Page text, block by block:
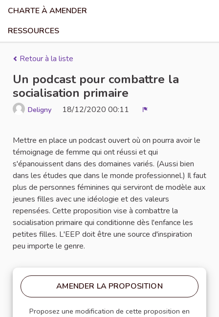
CHARTE À AMENDER
RESSOURCES
Retour à la liste
Un podcast pour combattre la
socialisation primaire
Deligny 18/12/2020 00:11
Mettre en place un podcast ouvert où on pourra avoir le
témoignage de femme qui ont réussi et qui
s'épanouissent dans des domaines variés. (Aussi bien
dans les études que dans le monde professionnel.) Il faut
plus de personnes féminines qui serviront de modèle aux
jeunes filles avec une idéologie et des valeurs
repensées. Cette proposition vise à combattre la
socialisation primaire qui conditionne dès l'enfance les
petites filles. L'EEP doit être une source d'inspiration
peu importe le genre.
AMENDER LA PROPOSITION
Proposez une modification de cette proposition en